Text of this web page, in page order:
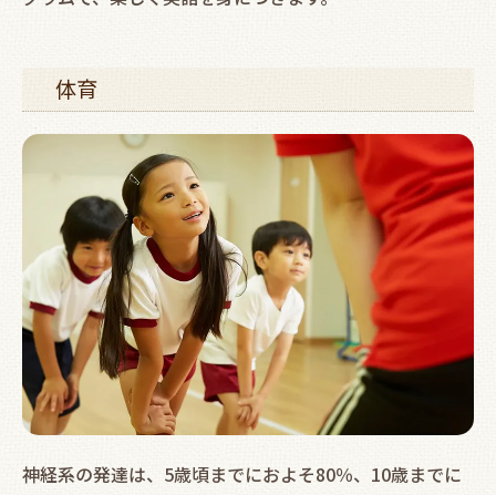
体育
神経系の発達は、5歳頃までにおよそ80％、10歳までに